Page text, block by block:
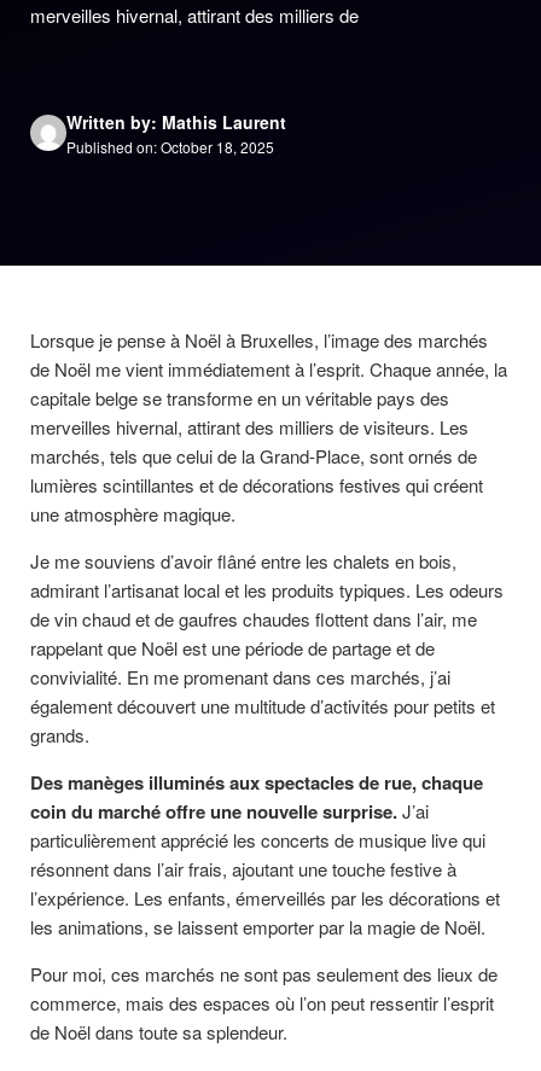
merveilles hivernal, attirant des milliers de
Written by: Mathis Laurent
Published on: October 18, 2025
Lorsque je pense à Noël à Bruxelles, l’image des marchés
de Noël me vient immédiatement à l’esprit. Chaque année, la
capitale belge se transforme en un véritable pays des
merveilles hivernal, attirant des milliers de visiteurs. Les
marchés, tels que celui de la Grand-Place, sont ornés de
lumières scintillantes et de décorations festives qui créent
une atmosphère magique.
Je me souviens d’avoir flâné entre les chalets en bois,
admirant l’artisanat local et les produits typiques. Les odeurs
de vin chaud et de gaufres chaudes flottent dans l’air, me
rappelant que Noël est une période de partage et de
convivialité. En me promenant dans ces marchés, j’ai
également découvert une multitude d’activités pour petits et
grands.
Des manèges illuminés aux spectacles de rue, chaque
coin du marché offre une nouvelle surprise.J’ai
particulièrement apprécié les concerts de musique live qui
résonnent dans l’air frais, ajoutant une touche festive à
l’expérience. Les enfants, émerveillés par les décorations et
les animations, se laissent emporter par la magie de Noël.
Pour moi, ces marchés ne sont pas seulement des lieux de
commerce, mais des espaces où l’on peut ressentir l’esprit
de Noël dans toute sa splendeur.